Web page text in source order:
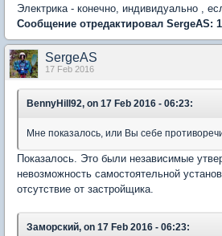
Электрика - конечно, индивидуально ,
Сообщение отредактировал SergeAS:
SergeAS
17 Feb 2016
BennyHill92, on 17 Feb 2016 - 06:23:
Мне показалось, или Вы себе
Показалось. Это были независимые
невозможность самостоятельной
отсутствие от застройщика.
Заморский, on 17 Feb 2016 - 06:23: